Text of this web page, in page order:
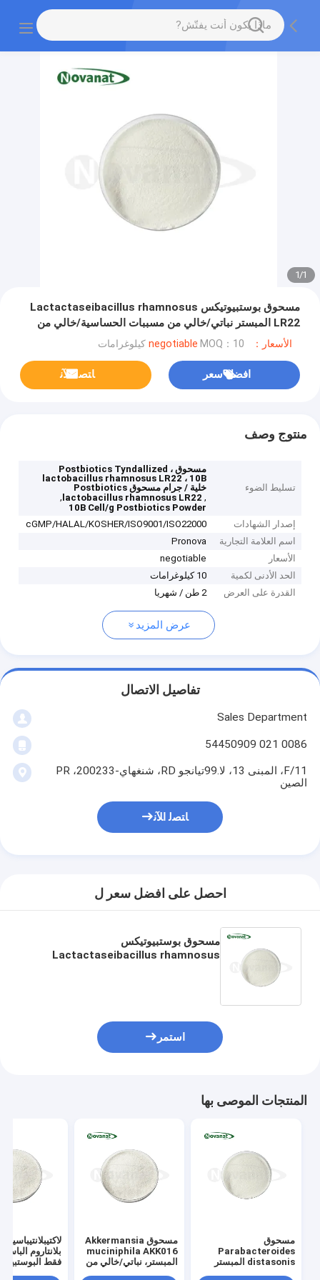
1
/
1
مسحوق بوستبيوتيكس Lactactaseibacillus rhamnosus
LR22 المبستر نباتي/خالي من مسببات الحساسية/خالي من
الغلوتين/خالٍ من منتجات الألبان
الأسعار：negotiable MOQ：10 كيلوغرامات
افضل سعر ﺎﺘﺼﻟ ﺍﻶﻧ
منتوج وصف
تسليط الضوء
مسحوق Postbiotics Tyndallized ،
lactobacillus rhamnosus LR22 ، 10B
خلية / جرام مسحوق Postbiotics
,
lactobacillus rhamnosus LR22
,
10B Cell/g Postbiotics Powder
إصدار الشهادات
cGMP/HALAL/KOSHER/ISO9001/ISO22000
اسم العلامة التجارية
Pronova
الأسعار
negotiable
الحد الأدنى لكمية
10 كيلوغرامات
القدرة على العرض
2 طن / شهريا
عرض المزيد
تفاصيل الاتصال
Sales Department
0086 021 54450909
11/F، المبنى 13، لا.99تيانجو RD، شنغهاي-200233، PR
الصين
ﺎﺘﺼﻟ ﺍﻶﻧ
احصل على افضل سعر ل
مسحوق بوستبيوتيكس
Lactactaseibacillus rhamnosus
استمر
المنتجات الموصى بها
مسحوق
Parabacteroides
distasonis المبستر
مسحوق Akkermansia
muciniphila AKK016
المبستر، نباتي/خالي من
فقط